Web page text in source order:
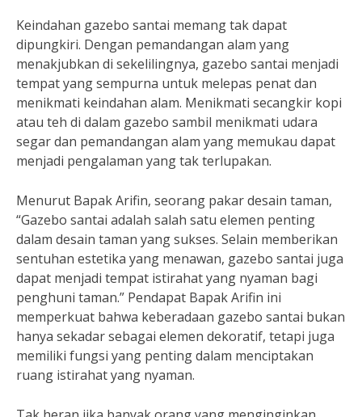
Keindahan gazebo santai memang tak dapat
dipungkiri. Dengan pemandangan alam yang
menakjubkan di sekelilingnya, gazebo santai menjadi
tempat yang sempurna untuk melepas penat dan
menikmati keindahan alam. Menikmati secangkir kopi
atau teh di dalam gazebo sambil menikmati udara
segar dan pemandangan alam yang memukau dapat
menjadi pengalaman yang tak terlupakan.
Menurut Bapak Arifin, seorang pakar desain taman,
“Gazebo santai adalah salah satu elemen penting
dalam desain taman yang sukses. Selain memberikan
sentuhan estetika yang menawan, gazebo santai juga
dapat menjadi tempat istirahat yang nyaman bagi
penghuni taman.” Pendapat Bapak Arifin ini
memperkuat bahwa keberadaan gazebo santai bukan
hanya sekadar sebagai elemen dekoratif, tetapi juga
memiliki fungsi yang penting dalam menciptakan
ruang istirahat yang nyaman.